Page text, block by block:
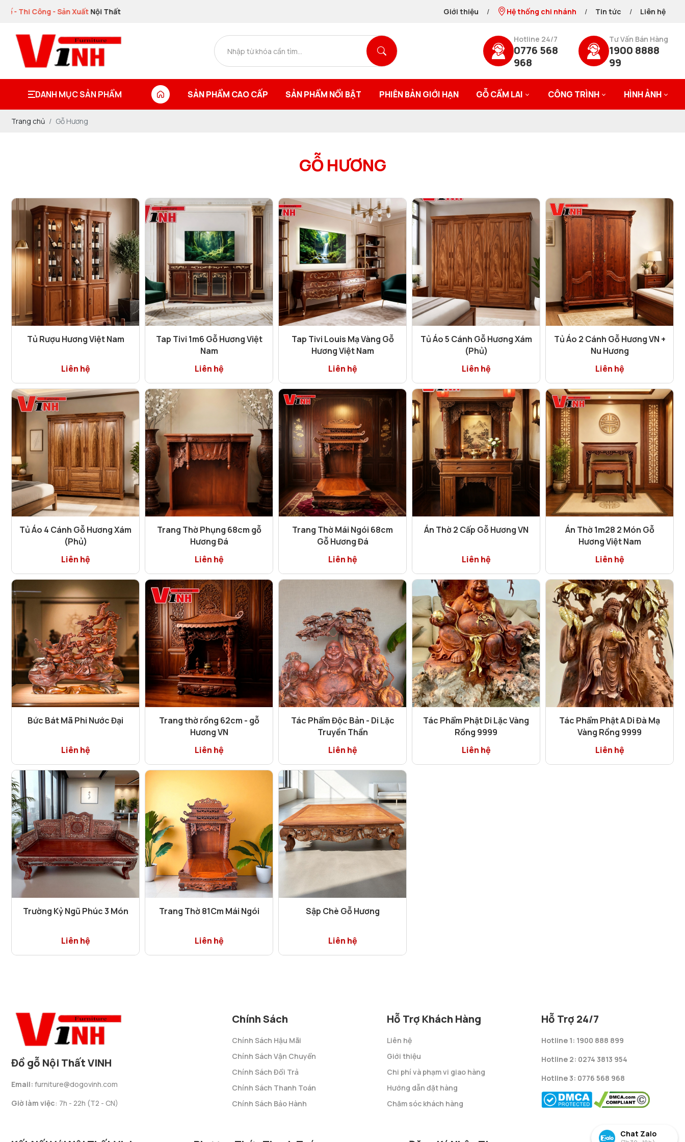
- Sản XuấtNội Thất Giới thiệu / Hệ thống chi nhánh / Tin tức / Liên hệ
Hotline 24/7
0776 568
968
Tư Vấn Bán Hàng
1900 8888
99
DANH MỤC SẢN PHẨM SẢN PHẨM CAO CẤP SẢN PHẨM NỔI BẬT PHIÊN BẢN GIỚI HẠN GỖ CẨM LAI CÔNG TRÌNH HÌNH ẢNH
Trang chủ Gỗ Hương
GỖ HƯƠNG
Tủ Rượu Hương Việt Nam
Liên hệ
Tap Tivi 1m6 Gỗ Hương Việt
Nam
Liên hệ
Tap Tivi Louis Mạ Vàng Gỗ
Hương Việt Nam
Liên hệ
Tủ Áo 5 Cánh Gỗ Hương Xám
(Phủ)
Liên hệ
Tủ Áo 2 Cánh Gỗ Hương VN +
Nu Hương
Liên hệ
Tủ Áo 4 Cánh Gỗ Hương Xám
(Phủ)
Liên hệ
Trang Thờ Phụng 68cm gỗ
Hương Đá
Liên hệ
Trang Thờ Mái Ngói 68cm
Gỗ Hương Đá
Liên hệ
Án Thờ 2 Cấp Gỗ Hương VN
Liên hệ
Án Thờ 1m28 2 Món Gỗ
Hương Việt Nam
Liên hệ
Bức Bát Mã Phi Nước Đại
Liên hệ
Trang thờ rồng 62cm - gỗ
Hương VN
Liên hệ
Tác Phẩm Độc Bản - Di Lặc
Truyền Thần
Liên hệ
Tác Phẩm Phật Di Lặc Vàng
Rồng 9999
Liên hệ
Tác Phẩm Phật A Di Đà Mạ
Vàng Rồng 9999
Liên hệ
Trường Kỷ Ngũ Phúc 3 Món
Liên hệ
Trang Thờ 81Cm Mái Ngói
Liên hệ
Sập Chè Gỗ Hương
Liên hệ
Đồ gỗ Nội Thất VINH
Email: furniture@dogovinh.com
Giờ làm việc: 7h - 22h (T2 - CN)
Chính Sách
Chính Sách Hậu Mãi
Chính Sách Vận Chuyển
Chính Sách Đổi Trả
Chính Sách Thanh Toán
Chính Sách Bảo Hành
Hỗ Trợ Khách Hàng
Liên hệ
Giới thiệu
Chi phí và phạm vi giao hàng
Hướng dẫn đặt hàng
Chăm sóc khách hàng
Hỗ Trợ 24/7
Hotline 1: 1900 888 899
Hotline 2: 0274 3813 954
Hotline 3: 0776 568 968
Chat Zalo